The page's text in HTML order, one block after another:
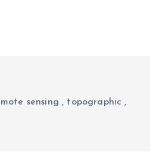
sensing , topographic ,